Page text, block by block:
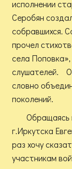
исполнении
Серобян
собравшихся.
прочел
села
слушателей.
словно
поколений.
Обращаясь
г.Иркутска
раз хочу
участникам